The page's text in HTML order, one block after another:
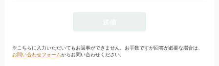
※こちらに入力いただいてもお返事ができません。お手数ですが回答が必要な場合は、
お問い合わせフォームからお問い合わせください。